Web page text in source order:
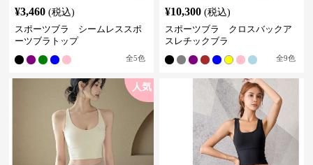
¥3,460 (税込)
スポーツブラ シームレススポ
ーツブラトップ
全5色
¥10,300 (税込)
スポーツブラ クロスバックア
スレチックブラ
全9色
人気